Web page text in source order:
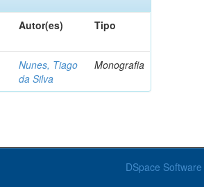
Autor(es) Tipo
Nunes, Tiago
da Silva
Monografia
DSpace Software